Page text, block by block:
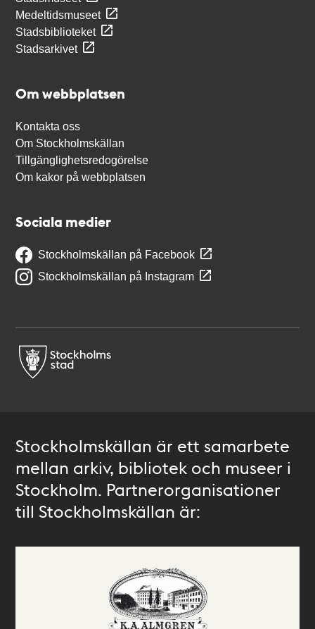
Medeltidsmuseet
Stadsbiblioteket
Stadsarkivet
Om webbplatsen
Kontakta oss
Om Stockholmskällan
Tillgänglighetsredogörelse
Om kakor på webbplatsen
Sociala medier
Stockholmskällan på Facebook
Stockholmskällan på Instagram
Stockholmskällan är ett samarbete
mellan arkiv, bibliotek och museer i
Stockholm. Partnerorganisationer
till Stockholmskällan är: